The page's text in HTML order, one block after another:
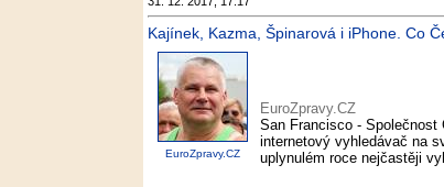
Kajínek, Kazma, Špinarová i iPhone. Co
EuroZpravy.CZ
EuroZpravy.CZ
San Francisco -
internetový vyhledávač na
uplynulém roce nejčastěji